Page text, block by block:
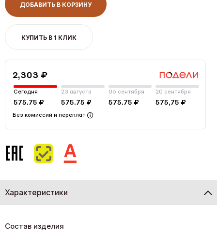
ДОБАВИТЬ В КОРЗИНУ
КУПИТЬ В 1 КЛИК
2,303 ₽
Сегодня
575.75 ₽
23 августа
575.75 ₽
06 сентября
575.75 ₽
20 сентября
575,75 ₽
Без комиссий и переплат
Характеристики
Состав изделия